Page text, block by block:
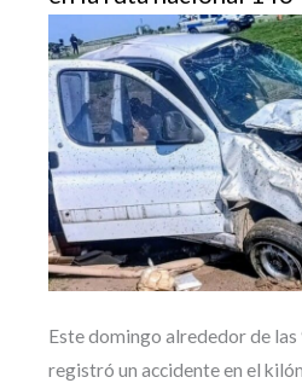
Este domingo alrededor de las
registró un accidente en el